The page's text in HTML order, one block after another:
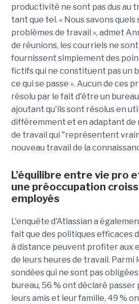
productivité ne sont pas dus au
tant que tel. « Nous savons
problèmes de travail », admet
de réunions, les courriels ne
fournissent simplement des
fictifs qui ne constituent pas un
ce qui se passe ». Aucun de ces
résolu par le fait d'être un
ajoutant qu'ils sont résolus en
différemment et en adaptant de
de travail qui "représentent
nouveau travail de la
L'équilibre entre vie pro
une préoccupation
employés
L'enquête d'Atlassian a
fait que des politiques efficaces
à distance peuvent profiter aux
de leurs heures de travail. Parmi
sondées qui ne sont pas
bureau, 56 % ont déclaré passer
leurs amis et leur famille, 49 %